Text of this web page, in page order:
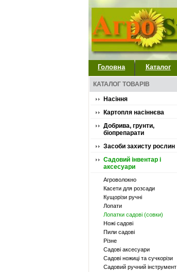
Головна Каталог
КАТАЛОГ ТОВАРІВ
Насіння
Картопля насіннєва
Добрива, грунти,
біопрепарати
Засоби захисту рослин
Садовий інвентар і
аксесуари
Агроволокно
Касети для розсади
Кущорізи ручні
Лопати
Лопатки садові (совки)
Ножі садові
Пили садові
Різне
Садові аксесуари
Садові ножиці та сучкорізи
Садовий ручний інструмент